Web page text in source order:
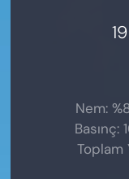
Nem:
Basınç:
Toplam